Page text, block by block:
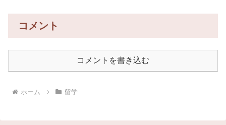
コメント
コメントを書き込む
ホーム 留学